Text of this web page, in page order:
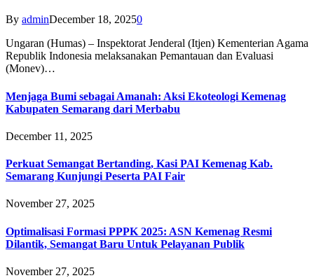
By adminDecember 18, 20250
Ungaran (Humas) – Inspektorat Jenderal (Itjen) Kementerian Agama
Republik Indonesia melaksanakan Pemantauan dan Evaluasi
(Monev)…
Menjaga Bumi sebagai Amanah: Aksi Ekoteologi Kemenag
Kabupaten Semarang dari Merbabu
December 11, 2025
Perkuat Semangat Bertanding, Kasi PAI Kemenag Kab.
Semarang Kunjungi Peserta PAI Fair
November 27, 2025
Optimalisasi Formasi PPPK 2025: ASN Kemenag Resmi
Dilantik, Semangat Baru Untuk Pelayanan Publik
November 27, 2025